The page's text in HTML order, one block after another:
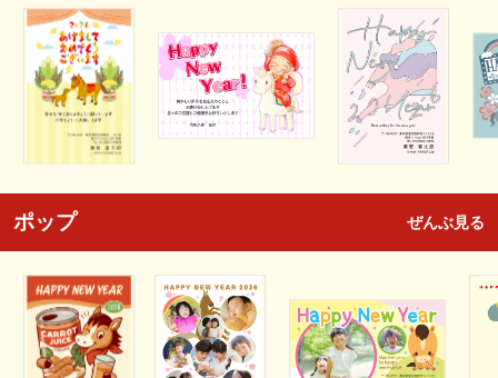
ポップ ぜんぶ見る